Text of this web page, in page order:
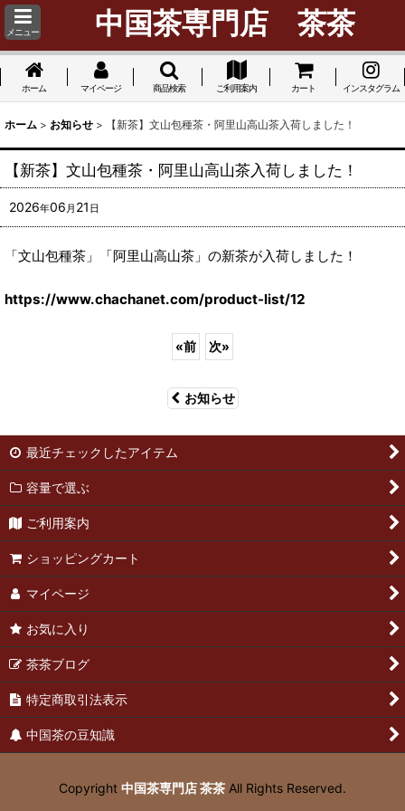
メニュー 中国茶専門店 茶茶
ホーム マイページ 商品検索 ご利用案内 カート インスタグラム
ホーム > お知らせ > 【新茶】文山包種茶・阿里山高山茶入荷しました！
【新茶】文山包種茶・阿里山高山茶入荷しました！
2026年06 月 21 日
「文山包種茶」「阿里山高山茶」の新茶が入荷しました！
https://www.chachanet.com/product-list/12
«前 次»
お知らせ
最近チェックしたアイテム
容量で選ぶ
ご利用案内
ショッピングカート
マイページ
お気に入り
茶茶ブログ
特定商取引法表示
中国茶の豆知識
Copyright 中国茶専門店 茶茶 All Rights Reserved.